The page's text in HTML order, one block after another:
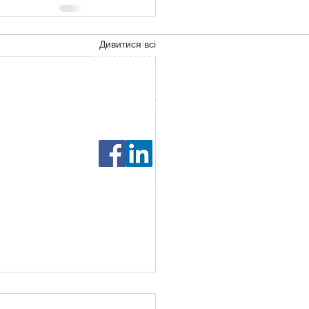
Дивитися всі
КОНТАКТИ
м. Львів, вул. Пасічна, 93б
тел +380676741717
тел +380507361717
2026. Усі права захищено.